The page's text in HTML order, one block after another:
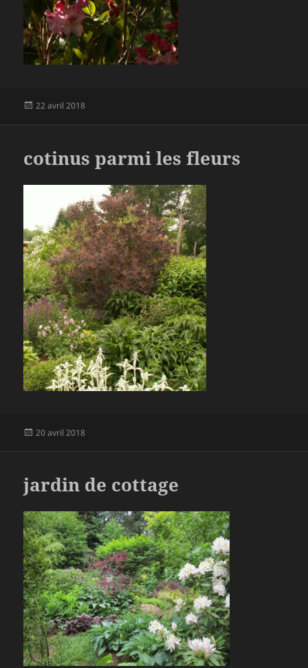
Publié
22 avril 2018
cotinus parmi les fleurs
Publié
20 avril 2018
jardin de cottage